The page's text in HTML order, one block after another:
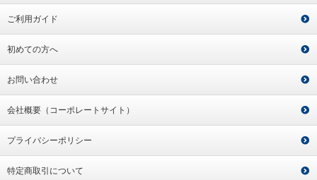
ご利用ガイド
初めての方へ
お問い合わせ
会社概要（コーポレートサイト）
プライバシーポリシー
特定商取引について